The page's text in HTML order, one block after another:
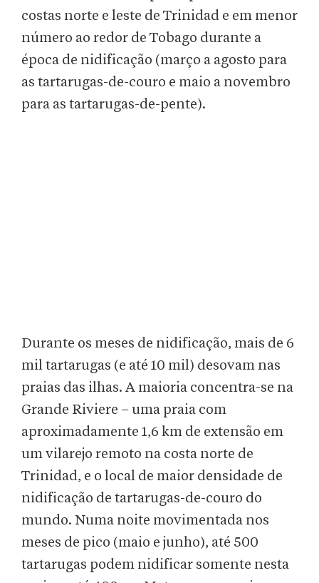
costas norte e leste de Trinidad e em menor
número ao redor de Tobago durante a
época de nidificação (março a agosto para
as tartarugas-de-couro e maio a novembro
para as tartarugas-de-pente).
Durante os meses de nidificação, mais de 6
mil tartarugas (e até 10 mil) desovam nas
praias das ilhas. A maioria concentra-se na
Grande Riviere – uma praia com
aproximadamente 1,6 km de extensão em
um vilarejo remoto na costa norte de
Trinidad, e o local de maior densidade de
nidificação de tartarugas-de-couro do
mundo. Numa noite movimentada nos
meses de pico (maio e junho), até 500
tartarugas podem nidificar somente nesta